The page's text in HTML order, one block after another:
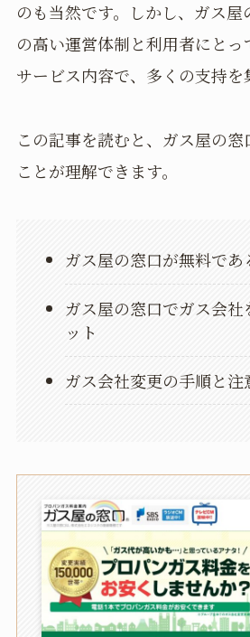
のも当然です。しかし、ガス
の高い運営体制と利用者にと
サービス内容で、多くの支持を
この記事を読むと、ガス屋の
ことが理解できます。
ガス屋の窓口が無料であ
ガス屋の窓口でガス会社
ット
ガス会社変更の手順と注